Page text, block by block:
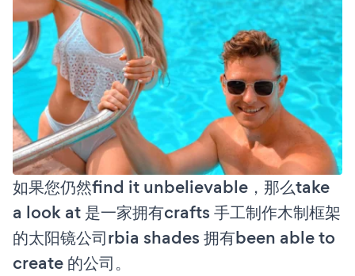
如果您仍然find it unbelievable，那么take
a look at 是一家拥有crafts 手工制作木制框架
的太阳镜公司rbia shades 拥有been able to
create 的公司。